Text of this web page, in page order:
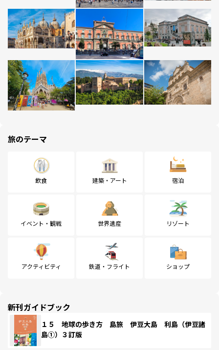
旅のテーマ
飲食 建築・アート 宿泊
イベント・観戦 世界遺産 リゾート
アクティビティ 鉄道・フライト ショップ
新刊ガイドブック
１５ 地球の歩き方 島旅 伊豆大島 利島（伊豆諸
島①）３訂版